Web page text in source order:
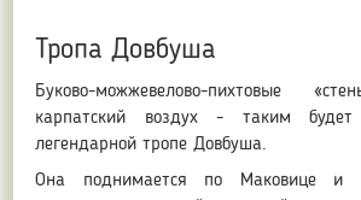
Тропа Довбуша
Буково-можжевелово-пихтовые
карпатский воздух - таким будет
легендарной тропе Довбуша.
Она поднимается по Маковице и